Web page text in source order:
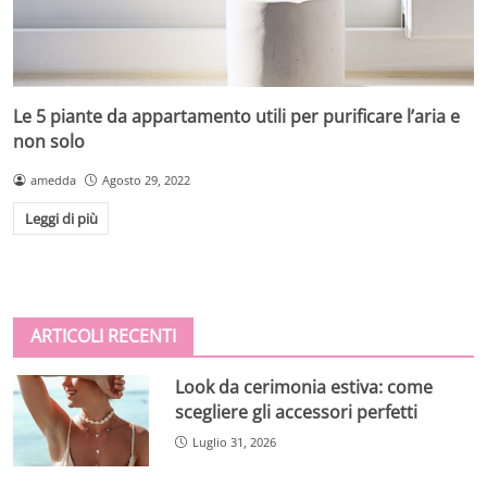
Le 5 piante da appartamento utili per purificare l’aria e
non solo
amedda Agosto 29, 2022
Leggi di più
ARTICOLI RECENTI
Look da cerimonia estiva: come
scegliere gli accessori perfetti
Luglio 31, 2026